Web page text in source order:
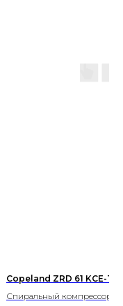
Copeland ZRD 61 KCE-
Спиральный компрессор